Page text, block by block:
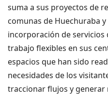
suma a sus proyectos de
comunas de Huechuraba
incorporación de servicios
trabajo flexibles en sus
espacios que han sido
necesidades de los
traccionar flujos y generar